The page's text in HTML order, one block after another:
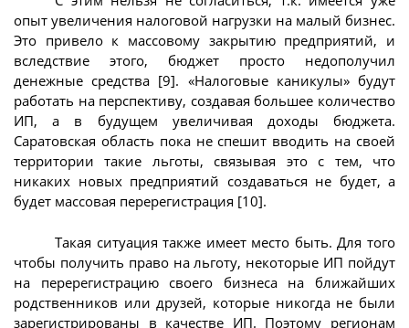
опыт увеличения налоговой нагрузки на малый бизнес.
Это привело к массовому закрытию предприятий, и
вследствие этого, бюджет просто недополучил
денежные средства [9]. «Налоговые каникулы» будут
работать на перспективу, создавая большее количество
ИП, а в будущем увеличивая доходы бюджета.
Саратовская область пока не спешит вводить на своей
территории такие льготы, связывая это с тем, что
никаких новых предприятий создаваться не будет, а
будет массовая перерегистрация [10].
Такая ситуация также имеет место быть. Для того
чтобы получить право на льготу, некоторые ИП пойдут
на перерегистрацию своего бизнеса на ближайших
родственников или друзей, которые никогда не были
зарегистрированы в качестве ИП. Поэтому регионам